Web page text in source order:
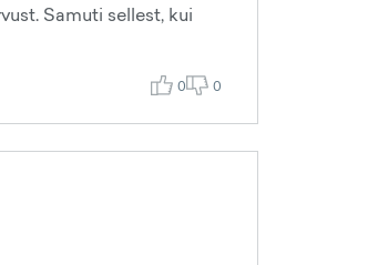
Samuti sellest, kui
0 0